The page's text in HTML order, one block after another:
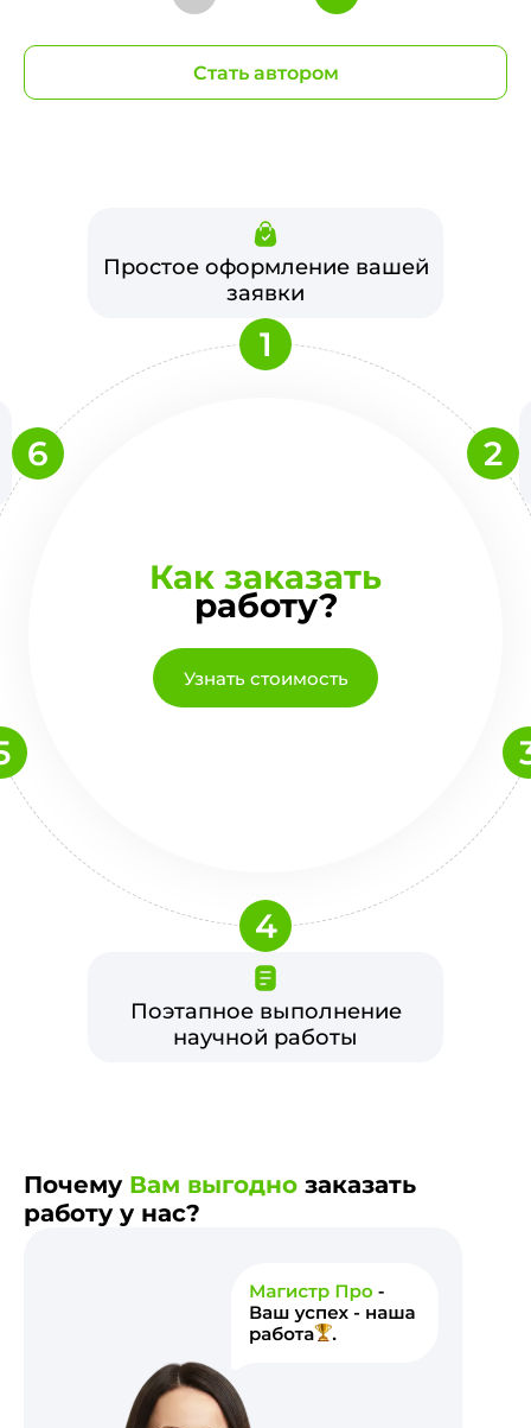
Стать автором
Как заказать
работу?
Узнать стоимость
Простое оформление вашей
заявки
1
2
Поэтапное выполнение
научной работы
4
6
Почему Вам выгодно заказать
работу у нас?